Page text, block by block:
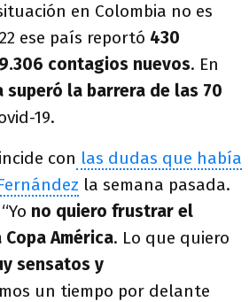
en Colombia no es
ese país reportó 430
contagios nuevos. En
superó la barrera de las 70
19.
con las dudas que había
la semana pasada.
no quiero frustrar el
América. Lo que quiero
sensatos y
un tiempo por delante